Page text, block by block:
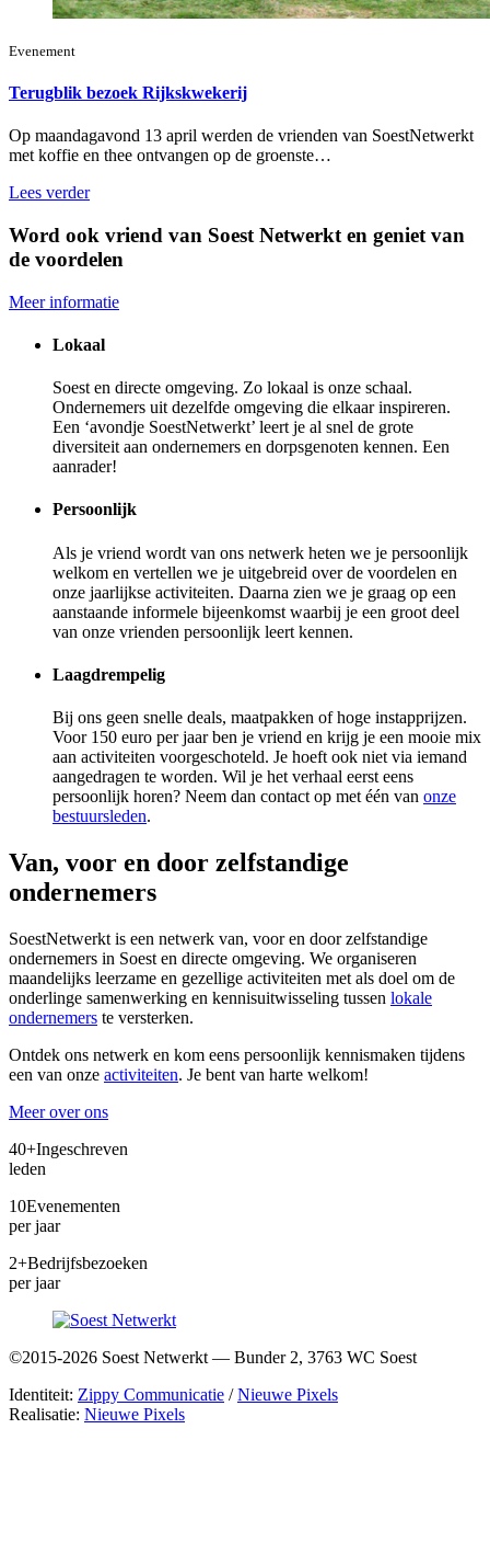
Evenement
Terugblik bezoek Rijkskwekerij
Op maandagavond 13 april werden de vrienden van SoestNetwerkt
met koffie en thee ontvangen op de groenste…
Lees verder
Word ook vriend van Soest Netwerkt en geniet van
de voordelen
Meer informatie
Lokaal
Soest en directe omgeving. Zo lokaal is onze schaal.
Ondernemers uit dezelfde omgeving die elkaar inspireren.
Een ‘avondje SoestNetwerkt’ leert je al snel de grote
diversiteit aan ondernemers en dorpsgenoten kennen. Een
aanrader!
Persoonlijk
Als je vriend wordt van ons netwerk heten we je persoonlijk
welkom en vertellen we je uitgebreid over de voordelen en
onze jaarlijkse activiteiten. Daarna zien we je graag op een
aanstaande informele bijeenkomst waarbij je een groot deel
van onze vrienden persoonlijk leert kennen.
Laagdrempelig
Bij ons geen snelle deals, maatpakken of hoge instapprijzen.
Voor 150 euro per jaar ben je vriend en krijg je een mooie mix
aan activiteiten voorgeschoteld. Je hoeft ook niet via iemand
aangedragen te worden. Wil je het verhaal eerst eens
persoonlijk horen? Neem dan contact op met één van onze
bestuursleden.
Van, voor en door zelfstandige
ondernemers
SoestNetwerkt is een netwerk van, voor en door zelfstandige
ondernemers in Soest en directe omgeving. We organiseren
maandelijks leerzame en gezellige activiteiten met als doel om de
onderlinge samenwerking en kennisuitwisseling tussen lokale
ondernemers te versterken.
Ontdek ons netwerk en kom eens persoonlijk kennismaken tijdens
een van onze activiteiten. Je bent van harte welkom!
Meer over ons
40+Ingeschreven
leden
10Evenementen
per jaar
2+Bedrijfsbezoeken
per jaar
©2015-2026 Soest Netwerkt — Bunder 2, 3763 WC Soest
Identiteit: Zippy Communicatie /Nieuwe Pixels
Realisatie: Nieuwe Pixels